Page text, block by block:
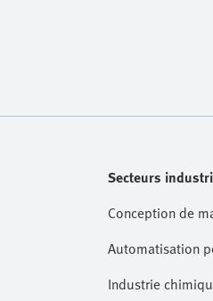
Secteurs
Conception de
Automatisation
Industrie